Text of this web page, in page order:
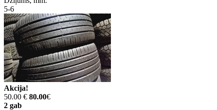
5-6
Akcija!
50.00 € 80.00€
2 gab